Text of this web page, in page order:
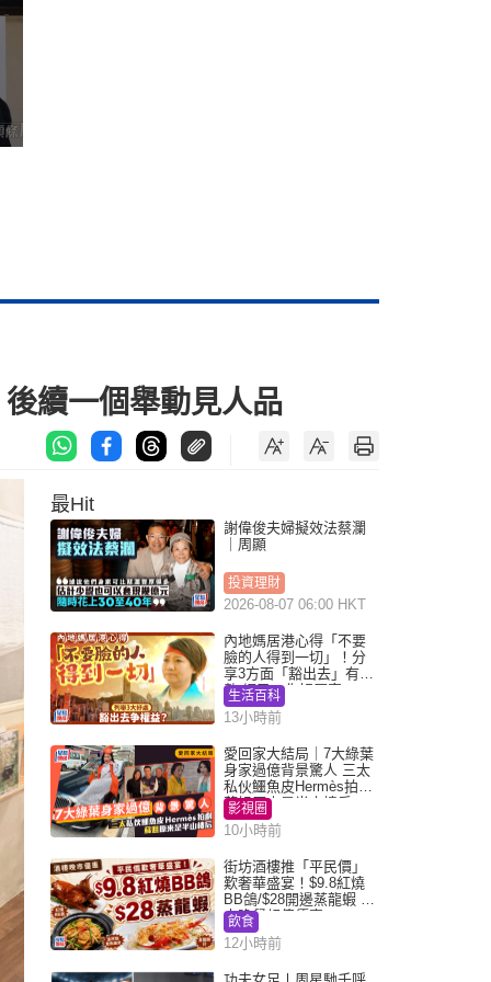
續一個舉動見人品
最Hit
謝偉俊夫婦擬效法蔡瀾
｜周顯
投資理財
2026-08-07 06:00 HKT
內地媽居港心得「不要
臉的人得到一切」！分
享3方面「豁出去」有著
數 網民：你好厲害
生活百科
13小時前
愛回家大結局｜7大綠葉
身家過億背景驚人 三太
私伙鱷魚皮Hermès拍劇
蘇姐原來是半山樓后
影視圈
10小時前
街坊酒樓推「平民價」
歎奢華盛宴！$9.8紅燒
BB鴿/$28開邊蒸龍蝦 3
大晚餐超值優惠
飲食
12小時前